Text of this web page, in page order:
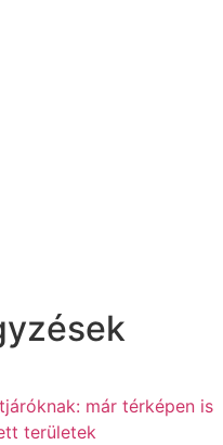
már térképen is
területek